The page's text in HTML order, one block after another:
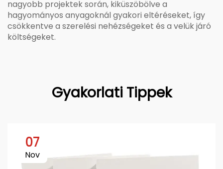
nagyobb projektek során, kiküszöbölve a
hagyományos anyagoknál gyakori eltéréseket, így
csökkentve a szerelési nehézségeket és a velük járó
költségeket.
Gyakorlati Tippek
07
Nov